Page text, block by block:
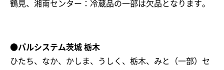
鶴見、湘南センター：冷蔵品の一部は欠品となります。
●パルシステム茨城 栃木
ひたち、なか、かしま、うしく、栃木、みと（一部）セ